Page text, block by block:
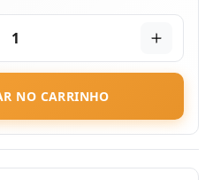
1
NO CARRINHO